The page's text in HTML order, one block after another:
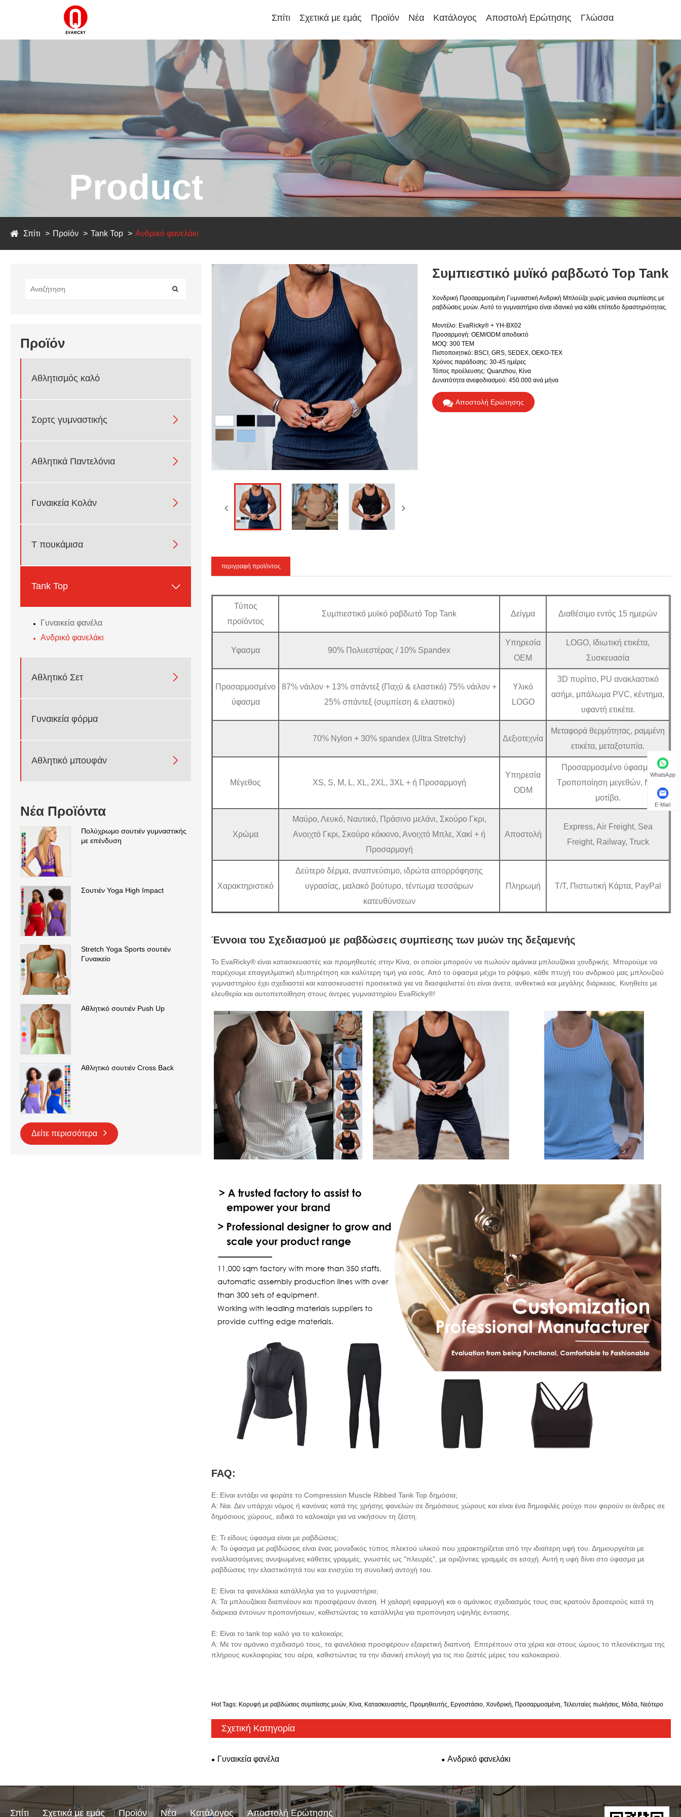
Σπίτι Σχετικά με εμάς Προϊόν Νέα Κατάλογος Αποστολή Ερώτησης Γλώσσα
Product
Σπίτι Προϊόν Tank Top Ανδρικό φανελάκι
Προϊόν
Αθλητισμός καλό
Σορτς γυμναστικής 
Αθλητικά Παντελόνια 
Γυναικεία Κολάν 
T πουκάμισα 
Tank Top 
Γυναικεία φανέλα
Ανδρικό φανελάκι
Αθλητικό Σετ 
Γυναικεία φόρμα
Αθλητικό μπουφάν 
Νέα Προϊόντα
Πολύχρωμο σουτιέν γυμναστικής
με επένδυση
Σουτιέν Yoga High Impact
Stretch Yoga Sports σουτιέν
Γυναικείο
Αθλητικό σουτιέν Push Up
Αθλητικό σουτιέν Cross Back
Δείτε περισσότερα
Συμπιεστικό μυϊκό ραβδωτό Top Tank
Χονδρική Προσαρμοσμένη Γυμναστική Ανδρική Μπλούζα χωρίς μανίκια συμπίεσης με
ραβδώσεις μυών. Αυτό το γυμναστήριο είναι ιδανικό για κάθε επίπεδο δραστηριότητας.
Μοντέλο: EvaRicky® + YH-BX02
Προσαρμογή: OEM/ODM αποδεκτό
MOQ: 300 ΤΕΜ
Πιστοποιητικό: BSCI, GRS, SEDEX, OEKO-TEX
Χρόνος παράδοσης: 30-45 ημέρες
Τόπος προέλευσης: Quanzhou, Κίνα
Δυνατότητα ανεφοδιασμού: 450.000 ανά μήνα
Αποστολή Ερώτησης
περιγραφή προϊόντος
Τύπος
προϊόντος
Συμπιεστικό μυϊκό ραβδωτό Top Tank Δείγμα Διαθέσιμο εντός 15 ημερών
Υφασμα 90% Πολυεστέρας / 10% Spandex
Υπηρεσία
OEM
LOGO, Ιδιωτική ετικέτα,
Συσκευασία
Προσαρμοσμένο
ύφασμα
87% νάιλον + 13% σπάντεξ (Παχύ & ελαστικό) 75% νάιλον +
25% σπάντεξ (συμπίεση & ελαστικό)
Υλικό
LOGO
3D πυρίτιο, PU ανακλαστικό
ασήμι, μπάλωμα PVC, κέντημα,
υφαντή ετικέτα.
70% Nylon + 30% spandex (Ultra Stretchy) Δεξιοτεχνία
Μεταφορά θερμότητας, ραμμένη
ετικέτα, μεταξοτυπία.
Μέγεθος XS, S, M, L, XL, 2XL, 3XL + ή Προσαρμογή
Υπηρεσία
ODM
Προσαρμοσμένο ύφασμα,
Τροποποίηση μεγεθών, Νέο
μοτίβο.
Χρώμα
Μαύρο, Λευκό, Ναυτικό, Πράσινο μελάνι, Σκούρο Γκρι,
Ανοιχτό Γκρι, Σκούρο κόκκινο, Ανοιχτό Μπλε, Χακί + ή
Προσαρμογή
Αποστολή
Express, Air Freight, Sea
Freight, Railway, Truck
Χαρακτηριστικό
Δεύτερο δέρμα, αναπνεύσιμο, ιδρώτα απορρόφησης
υγρασίας, μαλακό βούτυρο, τέντωμα τεσσάρων
κατευθύνσεων
Πληρωμή T/T, Πιστωτική Κάρτα, PayPal
Έννοια του Σχεδιασμού με ραβδώσεις συμπίεσης των μυών της δεξαμενής
Το EvaRicky® είναι κατασκευαστές και προμηθευτές στην Κίνα, οι οποίοι μπορούν να πωλούν αμάνικα μπλουζάκια χονδρικής. Μπορούμε να
παρέχουμε επαγγελματική εξυπηρέτηση και καλύτερη τιμή για εσάς. Από το ύφασμα μέχρι το ράψιμο, κάθε πτυχή του ανδρικού μας μπλουζιού
γυμναστηρίου έχει σχεδιαστεί και κατασκευαστεί προσεκτικά για να διασφαλιστεί ότι είναι άνετα, ανθεκτικά και μεγάλης διάρκειας. Κινηθείτε με
ελευθερία και αυτοπεποίθηση στους άντρες γυμναστηρίου EvaRicky®!
FAQ:
Ε: Είναι εντάξει να φοράτε το Compression Muscle Ribbed Tank Top δημόσια;
Α: Ναι. Δεν υπάρχει νόμος ή κανόνας κατά της χρήσης φανελών σε δημόσιους χώρους και είναι ένα δημοφιλές ρούχο που φορούν οι άνδρες σε
δημόσιους χώρους, ειδικά το καλοκαίρι για να νικήσουν τη ζέστη.
Ε: Τι είδους ύφασμα είναι με ραβδώσεις;
Α: Το ύφασμα με ραβδώσεις είναι ένας μοναδικός τύπος πλεκτού υλικού που χαρακτηρίζεται από την ιδιαίτερη υφή του. Δημιουργείται με
εναλλασσόμενες ανυψωμένες κάθετες γραμμές, γνωστές ως "πλευρές", με οριζόντιες γραμμές σε εσοχή. Αυτή η υφή δίνει στο ύφασμα με
ραβδώσεις την ελαστικότητά του και ενισχύει τη συνολική αντοχή του.
Ε: Είναι τα φανελάκια κατάλληλα για το γυμναστήριο;
Α: Τα μπλουζάκια διαπνέουν και προσφέρουν άνεση. Η χαλαρή εφαρμογή και ο αμάνικος σχεδιασμός τους σας κρατούν δροσερούς κατά τη
διάρκεια έντονων προπονήσεων, καθιστώντας τα κατάλληλα για προπόνηση υψηλής έντασης.
Ε: Είναι το tank top καλό για το καλοκαίρι;
Α: Με τον αμάνικο σχεδιασμό τους, τα φανελάκια προσφέρουν εξαιρετική διαπνοή. Επιτρέπουν στα χέρια και στους ώμους το πλεονέκτημα της
πλήρους κυκλοφορίας του αέρα, καθιστώντας τα την ιδανική επιλογή για τις πιο ζεστές μέρες του καλοκαιριού.
Hot Tags: Κορυφή με ραβδώσεις συμπίεσης μυών, Κίνα, Κατασκευαστής, Προμηθευτής, Εργοστάσιο, Χονδρική, Προσαρμοσμένη, Τελευταίες πωλήσεις, Μόδα, Νεότερο
Σχετική Κατηγορία
Γυναικεία φανέλα Ανδρικό φανελάκι
Σπίτι Σχετικά με εμάς Προϊόν Νέα Κατάλογος Αποστολή Ερώτησης
WhatsApp
E-Mail